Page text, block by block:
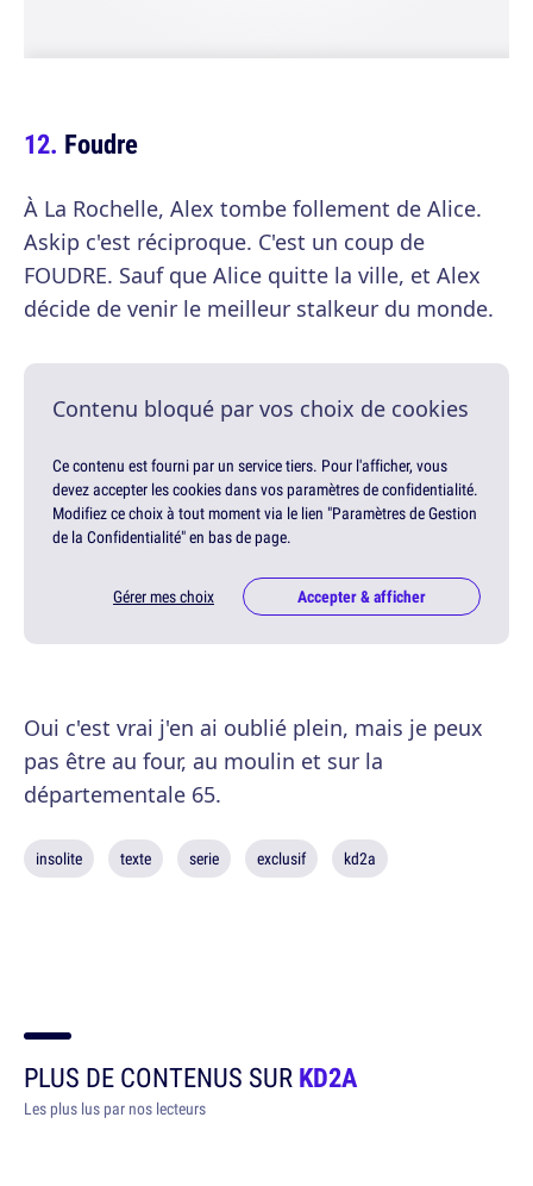
Foudre
À La Rochelle, Alex tombe follement de Alice.
Askip c'est réciproque. C'est un coup de
FOUDRE. Sauf que Alice quitte la ville, et Alex
décide de venir le meilleur stalkeur du monde.
Contenu bloqué par vos choix de cookies
Ce contenu est fourni par un service tiers. Pour l'afficher, vous
devez accepter les cookies dans vos paramètres de confidentialité.
Modifiez ce choix à tout moment via le lien "Paramètres de Gestion
de la Confidentialité" en bas de page.
Gérer mes choix Accepter & afficher
Oui c'est vrai j'en ai oublié plein, mais je peux
pas être au four, au moulin et sur la
départementale 65.
insolite texte serie exclusif kd2a
PLUS DE CONTENUS SURKD2A
Les plus lus par nos lecteurs